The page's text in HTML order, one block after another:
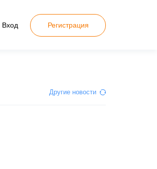
Вход Регистрация
Другие новости